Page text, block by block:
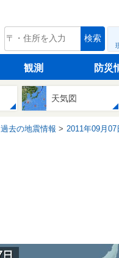
tenki.jp 検索
観測 防災
天気図
過去の地震情報 2011年09月07